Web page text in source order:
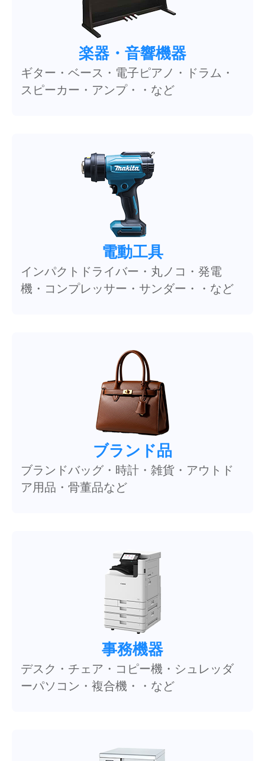
楽器・音響機器
ギター・ベース・電子ピアノ・ドラム・
スピーカー・アンプ・・など
電動工具
インパクトドライバー・丸ノコ・発電
機・コンプレッサー・サンダー・・など
ブランド品
ブランドバッグ・時計・雑貨・アウトド
ア用品・骨董品など
事務機器
デスク・チェア・コピー機・シュレッダ
ーパソコン・複合機・・など